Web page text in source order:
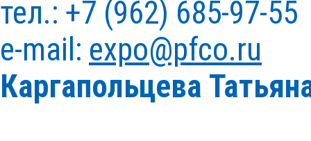
тел.: +7 (962) 685-97-55
e-mail: expo@pfco.ru
Каргапольцева